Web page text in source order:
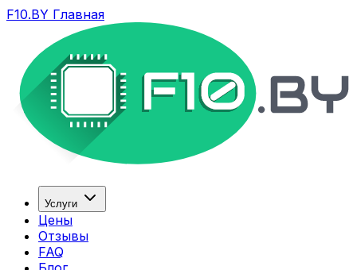
F10.BY Главная
Услуги
Цены
Отзывы
FAQ